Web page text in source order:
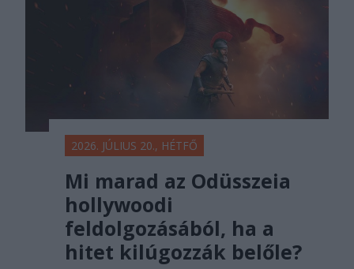
2026. JÚLIUS 20., HÉTFŐ
Mi marad az Odüsszeia
hollywoodi
feldolgozásából, ha a
hitet kilúgozzák belőle?